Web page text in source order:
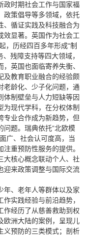
政时期社会工作与国家福
政策倡导等多领域，依托
、循证实践及科技融合为
效显著。英国作为社会工
，历经四百多年形成“制
残障支持等四大领域，
英国也面临寄养失衡、
及教育职业融合的经验颇
老龄化、少子化问题，通
体制壁垒与人力短缺等因
为现代学科，在分权体制
专业合作成为新趋势，但
问题。瑞典依托“北欧模
广、社会认可度高，当
重预防性服务的提供。
大核心概念联动个人、社
迎来政策调整与国际交流
年、老年人等群体以及家
实践经验与前沿趋势，
作经历了从慈善救助到权
欧洲大陆的案例，呈现儿
义预防的三类模式；剖析